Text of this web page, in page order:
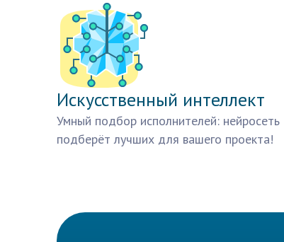
Искусственный интеллект
Умный подбор исполнителей: нейросеть
подберёт лучших для вашего проекта!